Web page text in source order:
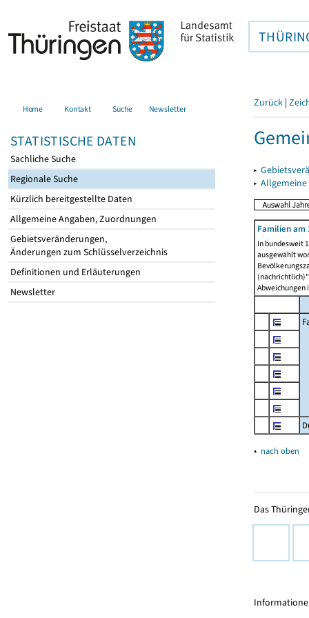
Home Kontakt Suche Newsletter
STATISTISCHE DATEN
Sachliche Suche
Regionale Suche
Kürzlich bereitgestellte Daten
Allgemeine Angaben, Zuordnungen
Gebietsveränderungen,
Änderungen zum Schlüsselverzeichnis
Definitionen und Erläuterungen
Newsletter
Zurück |
▸
▸
Familien am
In bundesweit
ausgewählt
Abweichungen
▴ nach oben
Das